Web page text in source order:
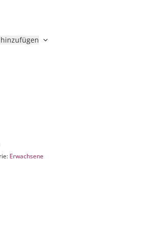
Erwachsene